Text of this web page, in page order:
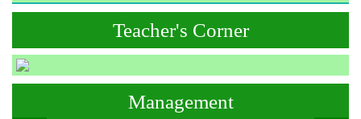
Teacher's Corner
Management